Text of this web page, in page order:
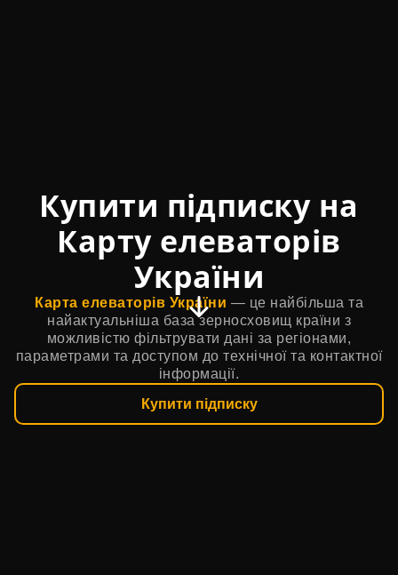
Купити підписку на
Карту елеваторів
України
Карта елеваторів України — це найбільша та
найактуальніша база зерносховищ країни з
можливістю фільтрувати дані за регіонами,
параметрами та доступом до технічної та контактної
інформації.
Купити підписку